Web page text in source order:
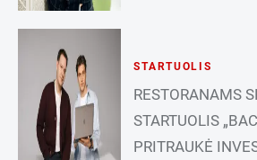
STARTUOLIS
RESTORANAMS
STARTUOLIS
PRITRAUKĖ